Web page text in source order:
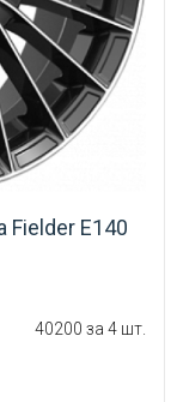
Fielder E140
40200 за 4 шт.